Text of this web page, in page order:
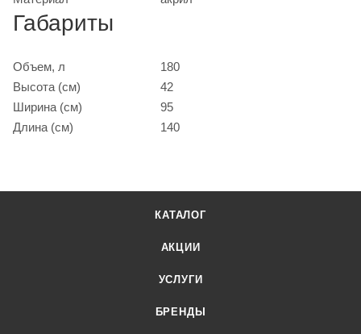
Габариты
Объем, л
180
Высота (см)
42
Ширина (см)
95
Длина (см)
140
КАТАЛОГ
АКЦИИ
УСЛУГИ
БРЕНДЫ